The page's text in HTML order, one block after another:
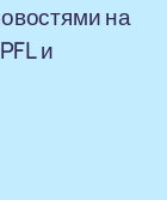
на
и